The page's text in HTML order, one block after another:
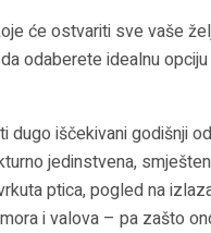
će ostvariti sve vaše
odaberete idealnu
iščekivani godišnji
jedinstvena,
ptica, pogled na
i valova – pa zašto